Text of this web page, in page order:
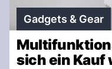
Gadgets & Gear
sich ein